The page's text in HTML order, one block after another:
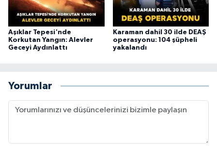
Aşıklar Tepesi'nde
Korkutan Yangın: Alevler
Geceyi Aydınlattı
Karaman dahil 30 ilde DEAŞ
operasyonu: 104 şüpheli
yakalandı
Yorumlar